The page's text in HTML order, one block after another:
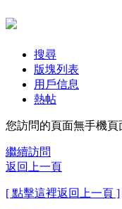
搜尋
版塊列表
用戶信息
熱帖
您訪問的頁面無手機頁
繼續訪問
返回上一頁
[ 點擊這裡返回上一頁 ]